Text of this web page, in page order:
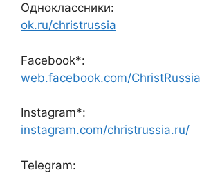
Одноклассники:
ok.ru/christrussia
Facebook*:
web.facebook.com/ChristRussia
Instagram*:
instagram.com/christrussia.ru/
Telegram: